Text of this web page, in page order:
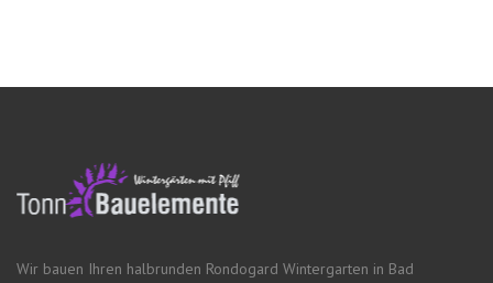
Wir bauen Ihren halbrunden Rondogard Wintergarten in Bad